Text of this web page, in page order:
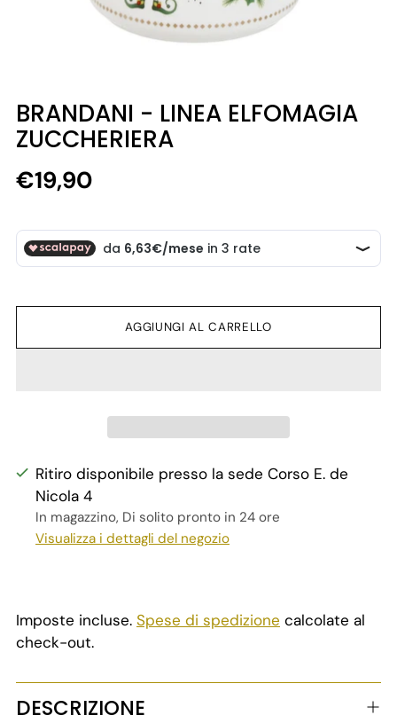
BRANDANI - LINEA ELFOMAGIA
ZUCCHERIERA
Prezzo
listino
€19,90
AGGIUNGI AL CARRELLO
Ritiro disponibile presso la sede Corso E. de
Nicola 4
In magazzino, Di solito pronto in 24 ore
Visualizza i dettagli del negozio
Imposte incluse. Spese di spedizione calcolate al
check-out.
DESCRIZIONE